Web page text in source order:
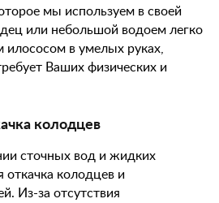
мы используем в своей
или небольшой водоем легко
в умелых руках,
Ваших физических и
колодцев
сточных вод и жидких
откачка колодцев и
Из-за отсутствия